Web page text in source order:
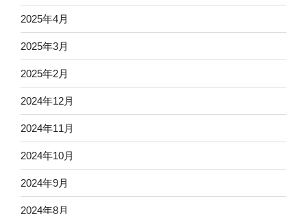
2025年4月
2025年3月
2025年2月
2024年12月
2024年11月
2024年10月
2024年9月
2024年8月